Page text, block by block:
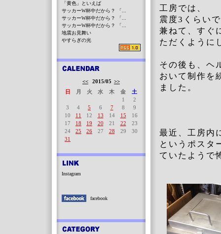
工房では、
震度3くらい
兼ねて、すぐ
ただくように
その後も、ヘ
おいて制作を
ました。
最近、工房内
というポスタ
ていたようで
「黄色」といえば
サッカーW杯中だから？ 「...
サッカーW杯中だから？ 「...
サッカーW杯中だから？ 「...
地震お見舞い
やすらぎの光
<< 2015/05 >>
日
月 火 水 木 金
土
1
2
3
4 5 6 7 8
9
10
11 12 13 14 15
16
17
18 19 20 21 22
23
24
25 26 27 28 29
30
31
Instagram
facebook